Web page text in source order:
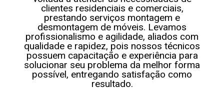
clientes residenciais e comerciais,
prestando serviços montagem e
desmontagem de móveis. Levamos
profissionalismo e agilidade, aliados com
qualidade e rapidez, pois nossos técnicos
possuem capacitação e experiência para
solucionar seu problema da melhor forma
possível, entregando satisfação como
resultado.